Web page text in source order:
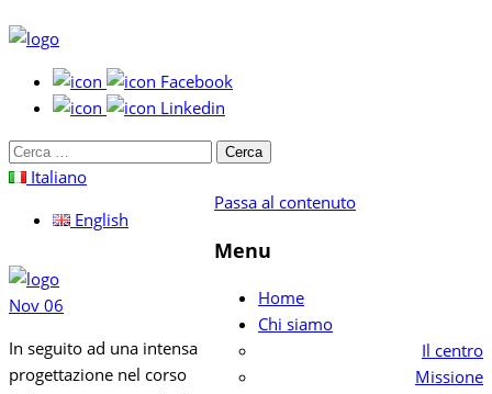
Facebook
Linkedin
Cerca
per:Italiano
English
Passa al contenuto
Menu
Home
Chi siamo
Il centro
Missione
Nov 06
In seguito ad una intensa
progettazione nel corso